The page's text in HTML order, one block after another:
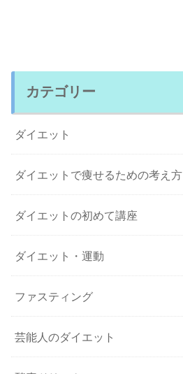
カテゴリー
ダイエット
ダイエットで痩せるための考え方
ダイエットの初めて講座
ダイエット・運動
ファスティング
芸能人のダイエット